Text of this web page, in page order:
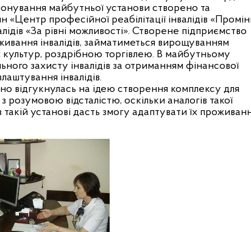
майбутньої установи створено та
професійної реабілітації інвалідів
«За рівні можливості». Створене підприємство
інвалідів, займатиметься вирощуванням
культур, роздрібною торгівлею. В майбутньому
захисту інвалідів за отриманням фінансової
інвалідів.
відгукнулась на ідею створення комплексу для
з розумовою відсталістю, оскільки аналогів такої
установі дасть змогу адаптувати їх